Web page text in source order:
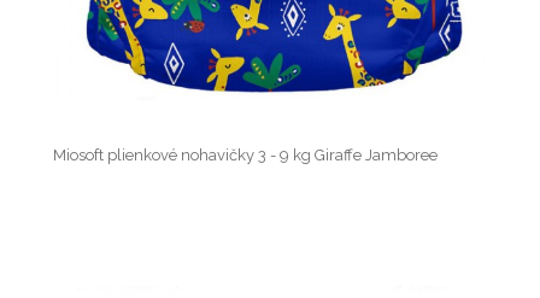
Miosoft plienkové nohavičky 3 - 9 kg Giraffe Jamboree